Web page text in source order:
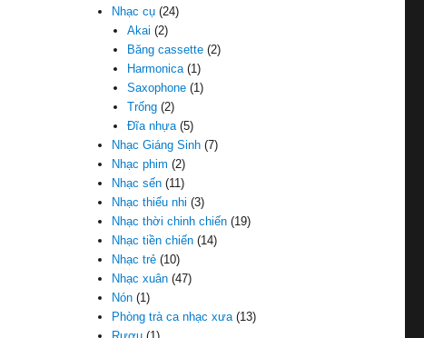
Nhạc cụ (24)
Akai (2)
Băng cassette(2)
Harmonica(1)
Saxophone(1)
Trống(2)
Đĩa nhựa(5)
Nhạc Giáng Sinh (7)
Nhạc phim (2)
Nhạc sến (11)
Nhạc thiếu nhi (3)
Nhạc thời chinh chiến (19)
Nhạc tiền chiến (14)
Nhạc trẻ (10)
Nhạc xuân (47)
Nón (1)
Phòng trà ca nhạc xưa(13)